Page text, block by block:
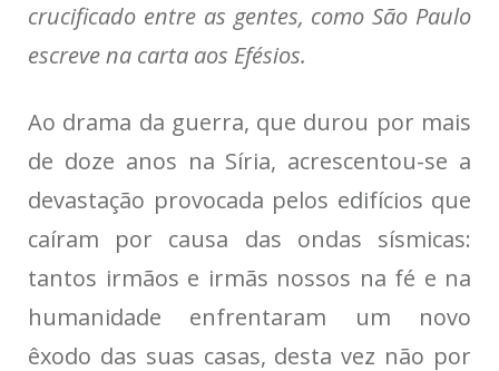
crucificado entre as gentes, como São Paulo
escreve na carta aos Efésios.
Ao drama da guerra, que durou por mais
de doze anos na Síria, acrescentou-se a
devastação provocada pelos edifícios que
caíram por causa das ondas sísmicas:
tantos irmãos e irmãs nossos na fé e na
humanidade enfrentaram um novo
êxodo das suas casas, desta vez não por